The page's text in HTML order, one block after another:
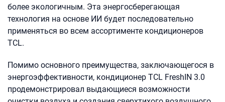
более экологичным. Эта энергосберегающая
технология на основе ИИ будет последовательно
применяться во всем ассортименте кондиционеров
TCL.
Помимо основного преимущества, заключающегося в
энергоэффективности, кондиционер TCL FreshIN 3.0
продемонстрировал выдающиеся возможности